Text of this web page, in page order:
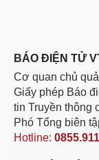
BÁO ĐIỆN TỬ
Cơ quan chủ
Giấy phép Báo
tin Truyền thông
Phó Tổng biên
Hotline: